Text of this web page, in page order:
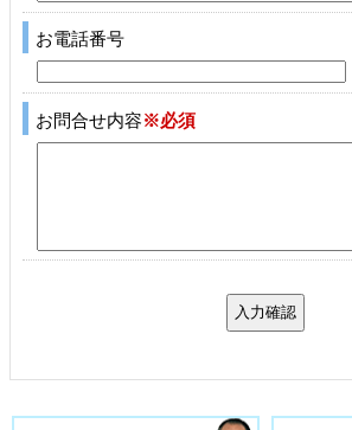
お電話番号
お問合せ内容※必須